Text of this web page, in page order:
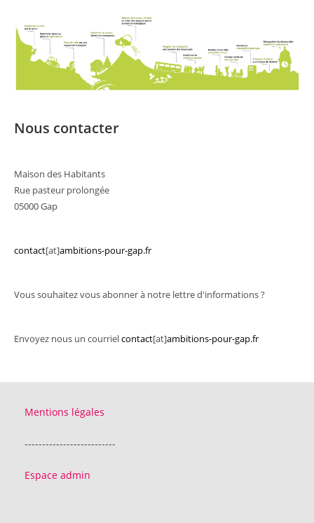
Nous contacter
Maison des Habitants
Rue pasteur prolongée
05000 Gap
contact[at]ambitions-pour-gap.fr
Vous souhaitez vous abonner à notre lettre d'informations ?
Envoyez nous un courrielcontact[at]ambitions-pour-gap.fr
Mentions légales
--------------------------
Espace admin